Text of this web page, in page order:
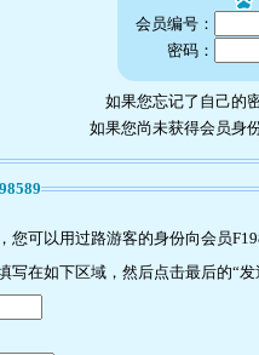
会员编号：
密码：
如果您忘记了自己的
如果您尚未获得会员身
您可以用过路游客的身份向会员
写在如下区域，然后点击最后的“